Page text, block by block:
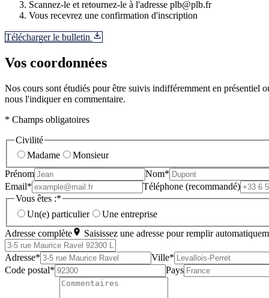
Scannez-le et retournez-le à l'adresse plb@plb.fr
Vous recevrez une confirmation d'inscription
Télécharger le bulletin
Vos coordonnées
Nos cours sont étudiés pour être suivis indifféremment en présentiel
nous l'indiquer en commentaire.
* Champs obligatoires
Civilité
Madame
Monsieur
Prénom
Nom*
Email*
Téléphone (recommandé)
Vous êtes :*
Un(e) particulier
Une entreprise
Adresse complète
Saisissez une adresse pour remplir
Adresse*
Ville*
Code postal*
Pays